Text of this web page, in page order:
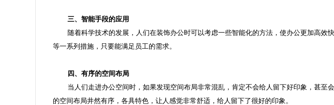
三、智能手段的应用
随着科学技术的发展，人们在装饰办公时可以考虑一些智能化的方法，使办公更加高效
等一系列措施，只要能满足员工的需求。
四、有序的空间布局
当人们走进办公空间时，如果发现空间布局非常混乱，肯定不会给人留下好印象，甚至
的空间布局井然有序，各具特色，让人感觉非常舒适，给人留下了很好的印象。